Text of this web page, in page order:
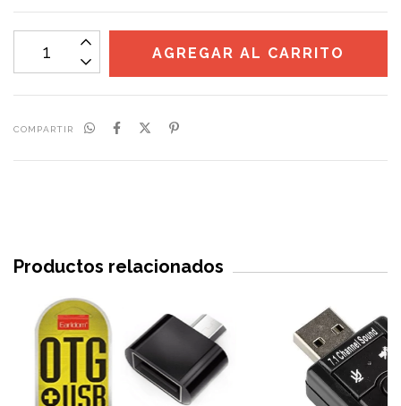
COMPARTIR
Productos relacionados